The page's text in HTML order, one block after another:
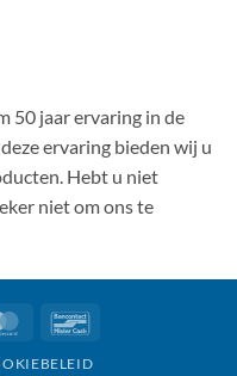
50 jaar ervaring in de
ervaring bieden wij u
Hebt u niet
niet om ons te
MasterCard